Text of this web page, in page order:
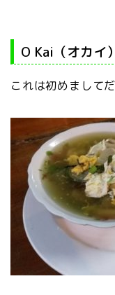
O Kai（オカイ
これは初めましてだ